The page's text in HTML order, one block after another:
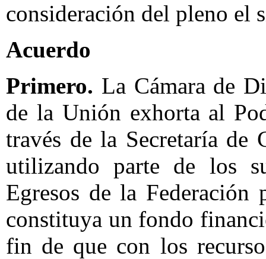
consideración del pleno el
Acuerdo
Primero. La Cámara de
de la Unión exhorta al
través de la Secretaría de
utilizando parte de los
Egresos de la
constituya un fondo
fin de que con los